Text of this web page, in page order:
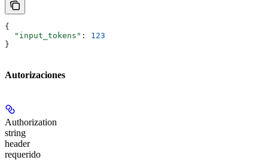
{
  "input_tokens"
: 123
}
Autorizaciones
Authorization
string
header
requerido